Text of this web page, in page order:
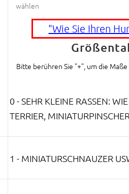
wählen
"Wie Sie Ihren
Bitte berühren Sie "+", um die
0 - SEHR KLEINE RASSEN:
TERRIER,
1 - MINIATURSCHNAUZER